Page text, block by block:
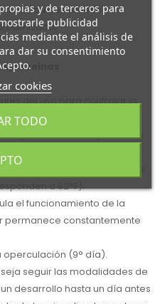
con bulbo húmedo;
barnizado;
reinas
del uso para controlar la
de funcionamiento.
con la máquina llena
digital de regulación de
a 92°F).
el funcionamiento de la
permanece constantemente
(9° día).
seguir las modalidades de
desarrollo hasta un día antes
y de terceros para
publicidad
mediante el análisis de
dar su consentimiento
cookies
TODO